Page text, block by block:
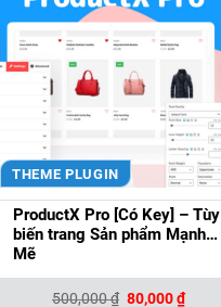
THEME PLUGIN
ProductX Pro [Có Key] – Tùy
biến trang Sản phẩm Mạnh
Mẽ
500,000₫ Giá
80,000₫Giá